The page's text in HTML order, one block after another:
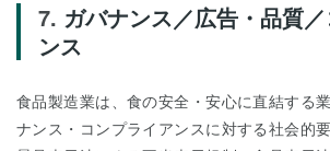
ガバナンス／広告・品質
ンス
食品製造業は、食の安全・安心に直結する
ナンス・コンプライアンスに対する社会的